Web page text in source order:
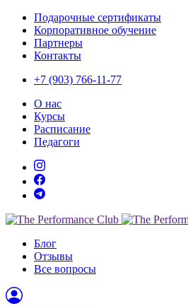
Подарочные сертификаты
Корпоративное обучение
Партнеры
Контакты
+7 (903) 766-11-77
О нас
Курсы
Расписание
Педагоги
Блог
Отзывы
Все вопросы